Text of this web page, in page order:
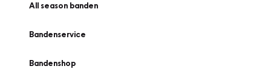
All season banden
Bandenservice
Bandenshop